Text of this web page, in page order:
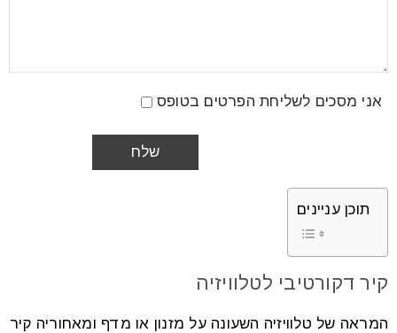
אני מסכים לשליחת הפרטים בטופס
תוכן עניינים
קיר דקורטיבי לטלוויזיה
המראה של טלוויזיה השעונה על מזנון או מדף ומאחוריה קיר